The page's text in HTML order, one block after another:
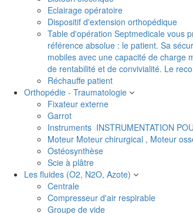
Eclairage opératoire
Dispositif d'extension orthopédique
Table d'opération Septmedicale vous
référence absolue : le patient. Sa
mobiles avec une capacité de charge
de rentabilité et de convivialité. Le
Réchauffe patient
Orthopédie - Traumatologie
Fixateur externe
Garrot
Instruments INSTRUMENTATION
Moteur Moteur chirurgical , Moteur
Ostéosynthèse
Scie à plâtre
Les fluides (O2, N2O, Azote)
Centrale
Compresseur d'air respirable
Groupe de vide